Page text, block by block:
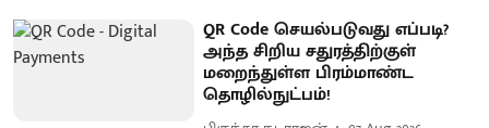
QR Code செயல்படுவது எப்படி?
அந்த சிறிய சதுரத்திற்குள்
மறைந்துள்ள பிரம்மாண்ட
தொழில்நுட்பம்!